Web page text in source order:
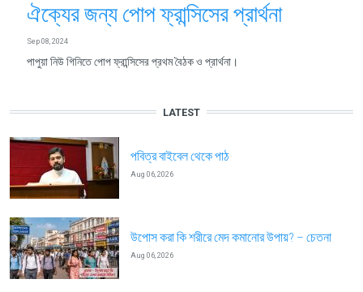
ঐক্যের জন্য পোপ ফ্রান্সিসের প্রার্থনা
Sep 08, 2024
পাপুয়া নিউ গিনিতে পোপ ফ্রান্সিসের প্রথম বৈঠক ও প্রার্থনা।
LATEST
পবিত্র বাইবেল থেকে পাঠ
Aug 06, 2026
উপোস করা কি শরীরে মেদ কমানোর উপায়? – চেতনা
Aug 06, 2026